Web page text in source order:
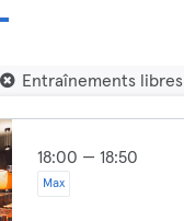
Entraînements libres
18:00 — 18:50
Max